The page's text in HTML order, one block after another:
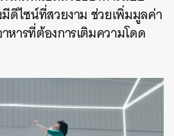
ดีไซน์ที่สวยงาม ช่วยเพิ่มมูลค่า
หารที่ต้องการเติมความโดด